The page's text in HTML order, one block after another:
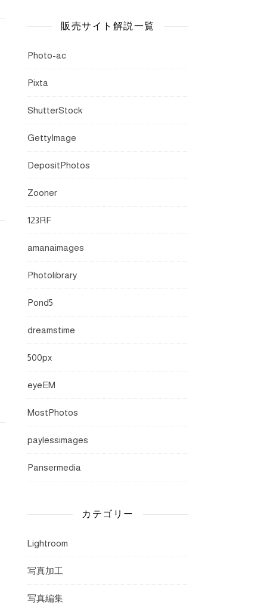
販売サイト解説一覧
Photo-ac
Pixta
ShutterStock
GettyImage
DepositPhotos
Zooner
123RF
amanaimages
Photolibrary
Pond5
dreamstime
500px
eyeEM
MostPhotos
paylessimages
Pansermedia
カテゴリー
Lightroom
写真加工
写真編集